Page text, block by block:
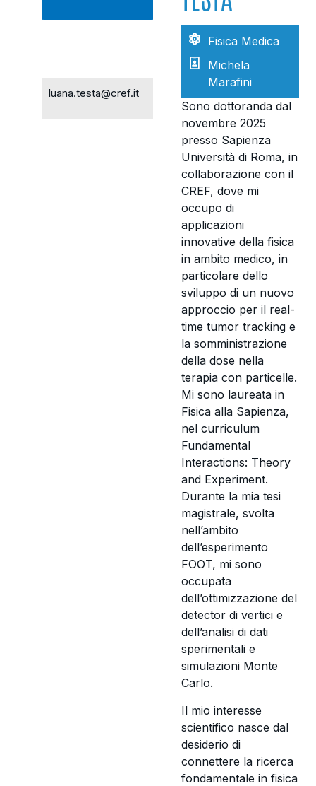
luana.testa@cref.it
Fisica Medica
Michela
Marafini
Sono dottoranda dal
novembre 2025
presso Sapienza
Università di Roma, in
collaborazione con il
CREF, dove mi
occupo di
applicazioni
innovative della fisica
in ambito medico, in
particolare dello
sviluppo di un nuovo
approccio per il real-
time tumor tracking e
la somministrazione
della dose nella
terapia con particelle.
Mi sono laureata in
Fisica alla Sapienza,
nel curriculum
Fundamental
Interactions: Theory
and Experiment.
Durante la mia tesi
magistrale, svolta
nell’ambito
dell’esperimento
FOOT, mi sono
occupata
dell’ottimizzazione del
detector di vertici e
dell’analisi di dati
sperimentali e
simulazioni Monte
Carlo.
Il mio interesse
scientifico nasce dal
desiderio di
connettere la ricerca
fondamentale in fisica